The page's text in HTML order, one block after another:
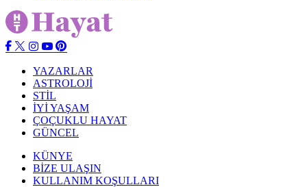
YAZARLAR
ASTROLOJİ
STİL
İYİ YAŞAM
ÇOÇUKLU HAYAT
GÜNCEL
KÜNYE
BİZE ULAŞIN
KULLANIM KOŞULLARI